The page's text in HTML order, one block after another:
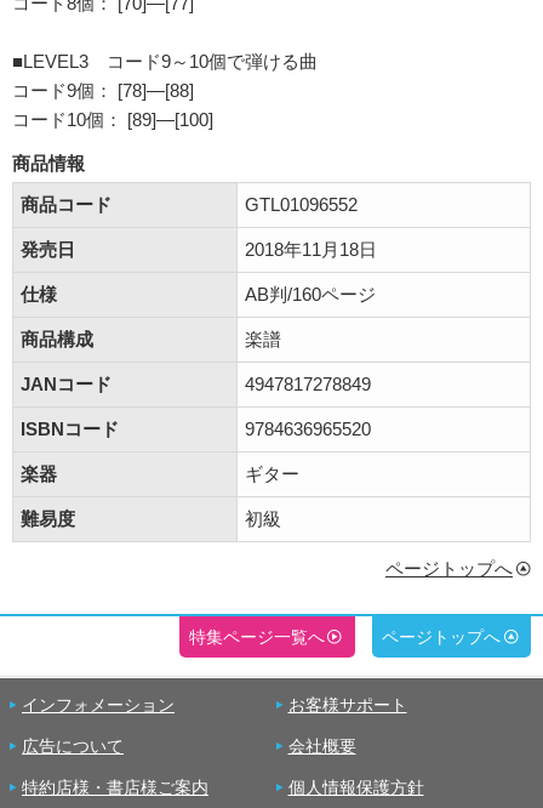
■LEVEL3 コード9～10個で弾ける曲
コード9個： [78]―[88]
コード10個： [89]―[100]
商品情報
商品コード
GTL01096552
発売日 2018年11月18日
仕様 AB判/160ページ
商品構成 楽譜
JANコード 4947817278849
ISBNコード 9784636965520
楽器 ギター
難易度 初級
ページトップへ
特集ページ一覧へ ページトップへ
インフォメーション お客様サポート
広告について 会社概要
特約店様・書店様ご案内 個人情報保護方針